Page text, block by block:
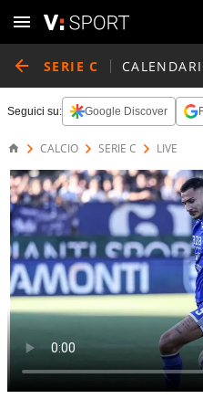
SERIE C
Seguici su: Google Discover
CALCIO SERIE C LIVE